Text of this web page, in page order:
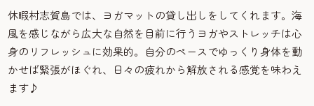
休暇村志賀島では、ヨガマットの貸し出しをしてくれます。海
風を感じながら広大な自然を目前に行うヨガやストレッチは心
身のリフレッシュに効果的。自分のペースでゆっくり身体を動
かせば緊張がほぐれ、日々の疲れから解放される感覚を味わえ
ます♪